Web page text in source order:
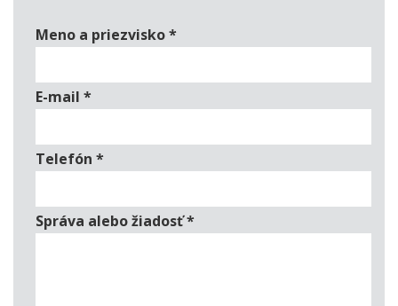
Meno a priezvisko*
E-mail *
Telefón *
Správa alebo žiadosť*